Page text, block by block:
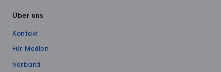
Über uns
Kontakt
Für Medien
Verband